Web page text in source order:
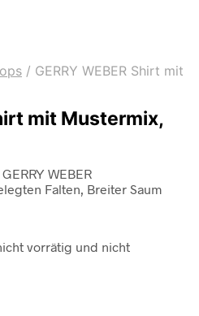
/ GERRY WEBER Shirt mit
mit Mustermix,
WEBER
Falten, Breiter Saum
vorrätig und nicht